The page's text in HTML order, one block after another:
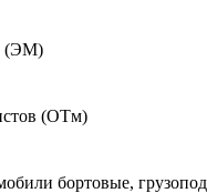
(ЭМ)
(ОТм)
бортовые,